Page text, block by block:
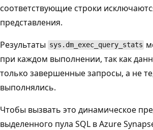
соответствующие строки
представления.
Результаты sys.dm_exec_query_stats
при каждом выполнении, так как
только завершенные запросы, а не
выполнялись.
Чтобы вызвать это динамическое
выделенного пула SQL в Azure